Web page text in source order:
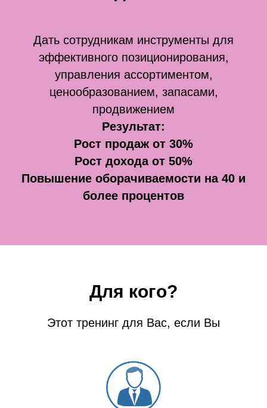
Дать сотрудникам инструменты для
эффективного позиционирования,
управления ассортиментом,
ценообразованием, запасами,
продвижением
Результат:
Рост продаж от 30%
Рост дохода от 50%
Повышение оборачиваемости на 40 и
более процентов
Для кого?
Этот тренинг для Вас, если Вы